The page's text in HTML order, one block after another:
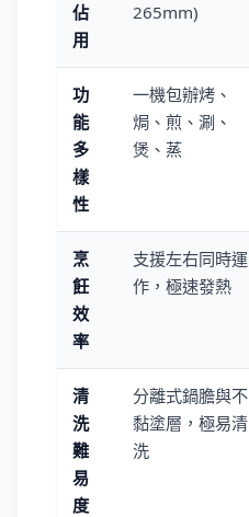
佔
用
265mm)
功
能
多
樣
性
一機包辦烤、
焗、煎、涮、
煲、蒸
烹
飪
效
率
支援左右同時運
作，極速發熱
清
洗
難
易
度
分離式鍋膽與不
黏塗層，極易清
洗